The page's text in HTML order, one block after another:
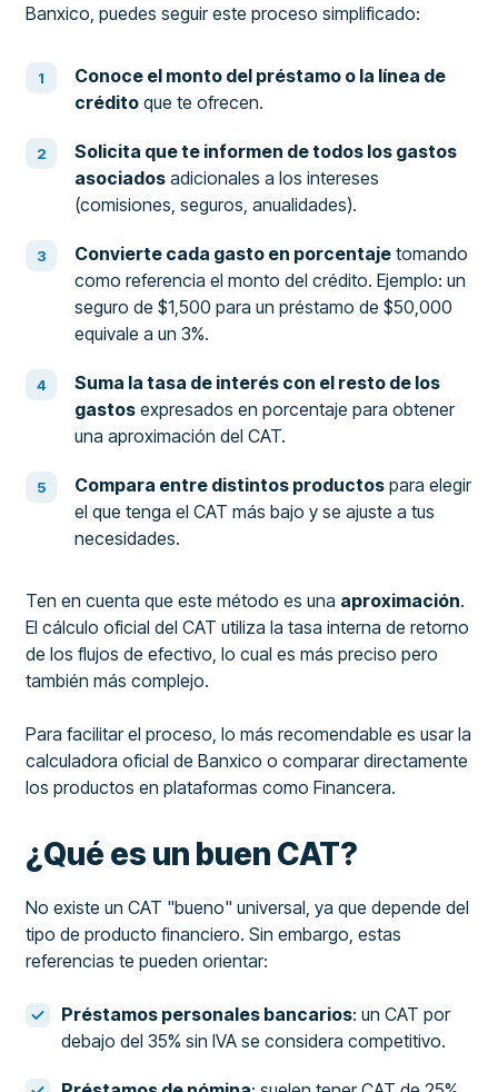
Banxico, puedes seguir este proceso simplificado:
Conoce el monto del préstamo o la línea de
crédito que te ofrecen.
Solicita que te informen de todos los gastos
asociados adicionales a los intereses
(comisiones, seguros, anualidades).
Convierte cada gasto en porcentaje tomando
como referencia el monto del crédito. Ejemplo: un
seguro de $1,500 para un préstamo de $50,000
equivale a un 3%.
Suma la tasa de interés con el resto de los
gastos expresados en porcentaje para obtener
una aproximación del CAT.
Compara entre distintos productos para elegir
el que tenga el CAT más bajo y se ajuste a tus
necesidades.
Ten en cuenta que este método es una aproximación.
El cálculo oficial del CAT utiliza la tasa interna de retorno
de los flujos de efectivo, lo cual es más preciso pero
también más complejo.
Para facilitar el proceso, lo más recomendable es usar la
calculadora oficial de Banxico o comparar directamente
los productos en plataformas como Financera.
¿Qué es un buen CAT?
No existe un CAT "bueno" universal, ya que depende del
tipo de producto financiero. Sin embargo, estas
referencias te pueden orientar:
Préstamos personales bancarios: un CAT por
debajo del 35% sin IVA se considera competitivo.